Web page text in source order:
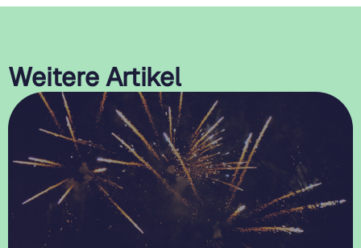
Weitere Artikel